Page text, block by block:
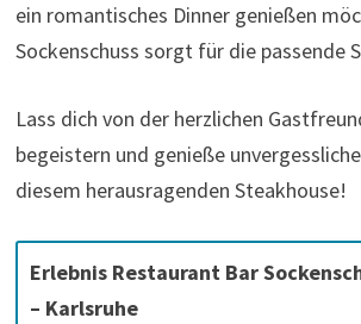
ein romantisches Dinner genießen
Sockenschuss sorgt für die passende
Lass dich von der herzlichen
begeistern und genieße
diesem herausragenden Steakhouse!
Erlebnis Restaurant Bar
– Karlsruhe